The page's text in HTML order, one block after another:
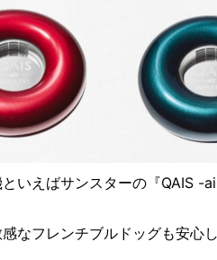
いえばサンスターの『QAIS -
なフレンチブルドッグも安心